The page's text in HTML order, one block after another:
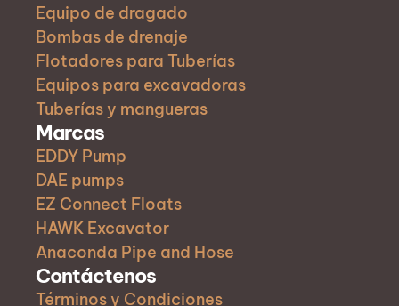
Equipo de dragado
Bombas de drenaje
Flotadores para Tuberías
Equipos para excavadoras
Tuberías y mangueras
Marcas
EDDY Pump
DAE pumps
EZ Connect Floats
HAWK Excavator
Anaconda Pipe and Hose
Contáctenos
Términos y Condiciones